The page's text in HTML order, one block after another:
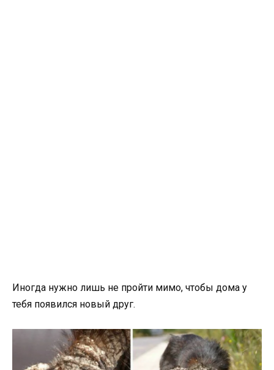
Иногда нужно лишь не пройти мимо, чтобы дома у
тебя появился новый друг.